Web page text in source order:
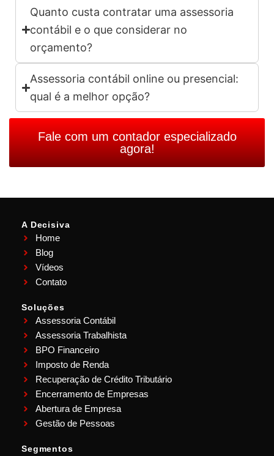
Quanto custa contratar uma assessoria
contábil e o que considerar no
orçamento?
Assessoria contábil online ou presencial:
qual é a melhor opção?
Fale com um contador especializado
agora!
A Decisiva
Home
Blog
Vídeos
Contato
Soluções
Assessoria Contábil
Assessoria Trabalhista
BPO Financeiro
Imposto de Renda
Recuperação de Crédito Tributário
Encerramento de Empresas
Abertura de Empresa
Gestão de Pessoas
Segmentos